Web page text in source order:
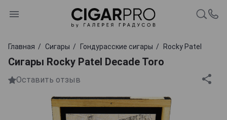
Главная Сигары Гондурасские сигары Rocky Patel
Сигары Rocky Patel Decade Toro
Оставить отзыв